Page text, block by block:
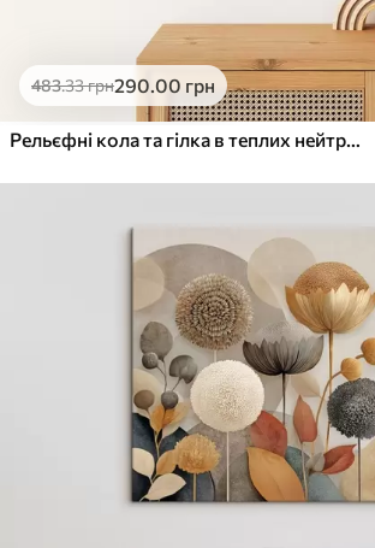
Еко-Преміум
.00грн
✓Яскраві, насичені кольори
Поверхня з текстурою полотна
Екологічний матеріал
483.33грн290.00 грн
Рельєфні кола та гілка в теплих нейтральних тонах